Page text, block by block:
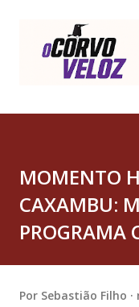
MOMENTO
CAXAMBU:
PROGRAMA
Por Sebastião Filho